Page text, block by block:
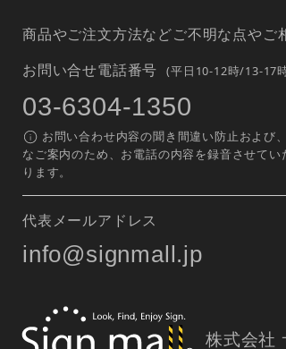
商品やご注文方法などご不明な点やご
お問い合せ電話番号
(平日10-12時/13-17
03-6304-1350
お問い合わせ内容の聞き間違い防止および
なご案内のため、お電話の内容を録音させてい
ります。
代表メールアドレス
info@signmall.jp
株式会社